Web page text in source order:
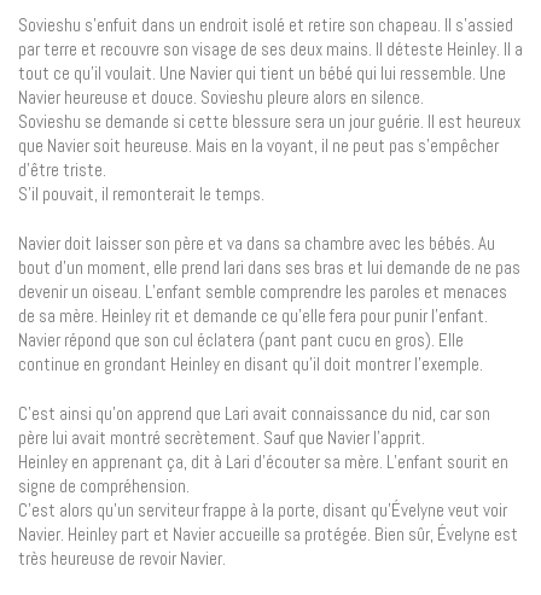
Sovieshu s’enfuit dans un endroit isolé et retire son chapeau. Il s’assied
par terre et recouvre son visage de ses deux mains. Il déteste Heinley. Il a
tout ce qu’il voulait. Une Navier qui tient un bébé qui lui ressemble. Une
Navier heureuse et douce. Sovieshu pleure alors en silence.
Sovieshu se demande si cette blessure sera un jour guérie. Il est heureux
que Navier soit heureuse. Mais en la voyant, il ne peut pas s’empêcher
d’être triste.
S’il pouvait, il remonterait le temps.
Navier doit laisser son père et va dans sa chambre avec les bébés. Au
bout d’un moment, elle prend lari dans ses bras et lui demande de ne pas
devenir un oiseau. L’enfant semble comprendre les paroles et menaces
de sa mère. Heinley rit et demande ce qu’elle fera pour punir l’enfant.
Navier répond que son cul éclatera (pant pant cucu en gros). Elle
continue en grondant Heinley en disant qu’il doit montrer l’exemple.
C’est ainsi qu’on apprend que Lari avait connaissance du nid, car son
père lui avait montré secrètement. Sauf que Navier l’apprit.
Heinley en apprenant ça, dit à Lari d’écouter sa mère. L’enfant sourit en
signe de compréhension.
C’est alors qu’un serviteur frappe à la porte, disant qu’Évelyne veut voir
Navier. Heinley part et Navier accueille sa protégée. Bien sûr, Évelyne est
très heureuse de revoir Navier.